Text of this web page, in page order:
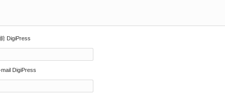
DigiPress
mail DigiPress